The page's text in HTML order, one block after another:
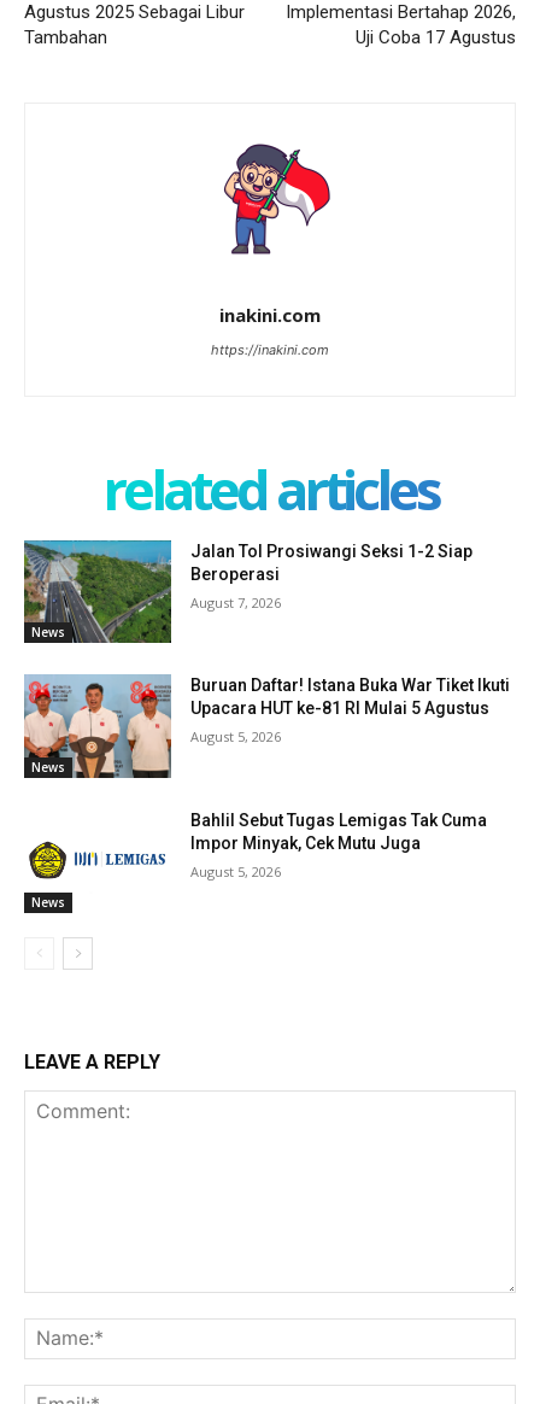
Agustus 2025 Sebagai Libur
Tambahan
Implementasi Bertahap 2026,
Uji Coba 17 Agustus
inakini.com
https://inakini.com
related articles
News
Jalan Tol Prosiwangi Seksi 1-2 Siap
Beroperasi
August 7, 2026
News
Buruan Daftar! Istana Buka War Tiket Ikuti
Upacara HUT ke-81 RI Mulai 5 Agustus
August 5, 2026
News
Bahlil Sebut Tugas Lemigas Tak Cuma
Impor Minyak, Cek Mutu Juga
August 5, 2026
LEAVE A REPLY